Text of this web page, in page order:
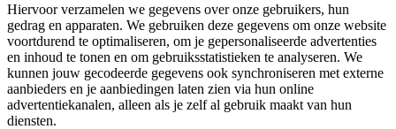
Hiervoor verzamelen we gegevens over onze gebruikers, hun
gedrag en apparaten. We gebruiken deze gegevens om onze website
voortdurend te optimaliseren, om je gepersonaliseerde advertenties
en inhoud te tonen en om gebruiksstatistieken te analyseren. We
kunnen jouw gecodeerde gegevens ook synchroniseren met externe
aanbieders en je aanbiedingen laten zien via hun online
advertentiekanalen, alleen als je zelf al gebruik maakt van hun
diensten.